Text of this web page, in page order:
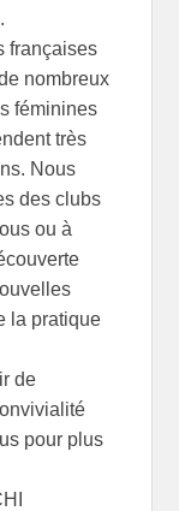
françaises
nombreux
féminines
très
Nous
des clubs
ou à
la pratique
de
pour plus